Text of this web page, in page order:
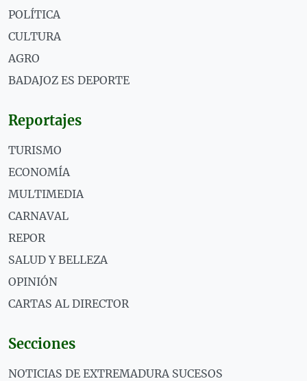
POLÍTICA
CULTURA
AGRO
BADAJOZ ES DEPORTE
Reportajes
TURISMO
ECONOMÍA
MULTIMEDIA
CARNAVAL
REPOR
SALUD Y BELLEZA
OPINIÓN
CARTAS AL DIRECTOR
Secciones
NOTICIAS DE EXTREMADURA SUCESOS